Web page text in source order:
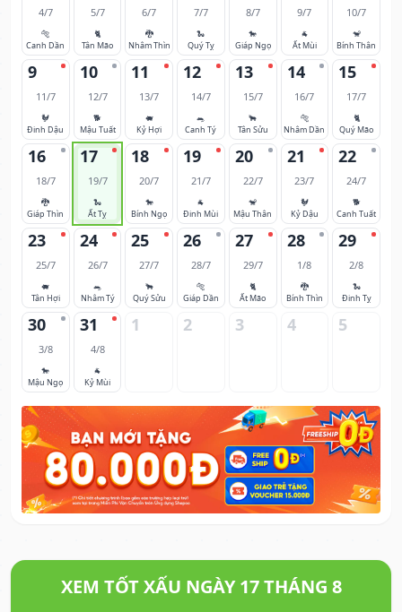
4/7
🐅
Canh Dần
5/7
🐈
Tân Mão
6/7
🐉
Nhâm Thìn
7/7
🐍
Quý Tỵ
8/7
🐎
Giáp Ngọ
9/7
🐐
Ất Mùi
10/7
🐒
Bính Thân
9
11/7
🐓
Đinh Dậu
10
12/7
🐕
Mậu Tuất
11
13/7
🐖
Kỷ Hợi
12
14/7
🐀
Canh Tý
13
15/7
🐂
Tân Sửu
14
16/7
🐅
Nhâm Dần
15
17/7
🐈
Quý Mão
16
18/7
🐉
Giáp Thìn
17
19/7
🐍
Ất Tỵ
18
20/7
🐎
Bính Ngọ
19
21/7
🐐
Đinh Mùi
20
22/7
🐒
Mậu Thân
21
23/7
🐓
Kỷ Dậu
22
24/7
🐕
Canh Tuất
23
25/7
🐖
Tân Hợi
24
26/7
🐀
Nhâm Tý
25
27/7
🐂
Quý Sửu
26
28/7
🐅
Giáp Dần
27
29/7
🐈
Ất Mão
28
1/8
🐉
Bính Thìn
29
2/8
🐍
Đinh Tỵ
30
3/8
🐎
Mậu Ngọ
31
4/8
🐐
Kỷ Mùi
1 2 3 4 5
XEM TỐT XẤU NGÀY 17 THÁNG 8